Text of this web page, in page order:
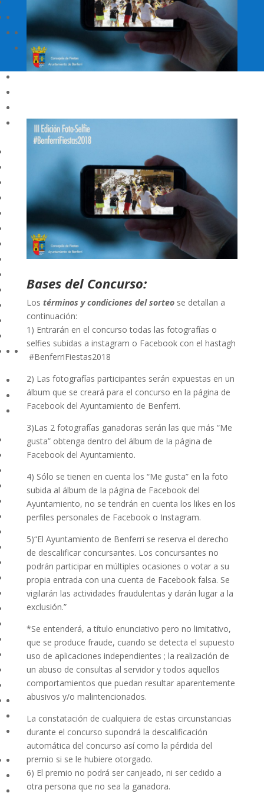
Bases del Concurso:
Los términos y condiciones del sorteose detallan a
continuación:
1) Entrarán en el concurso todas las fotografías o
selfies subidas a instagram o Facebook con el hastagh
#BenferriFiestas2018
2) Las fotografías participantes serán expuestas en un
álbum que se creará para el concurso en la página de
Facebook del Ayuntamiento de Benferri.
3)Las 2 fotografías ganadoras serán las que más “Me
gusta” obtenga dentro del álbum de la página de
Facebook del Ayuntamiento.
4) Sólo se tienen en cuenta los “Me gusta” en la foto
subida al álbum de la página de Facebook del
Ayuntamiento, no se tendrán en cuenta los likes en los
perfiles personales de Facebook o Instagram.
5)“El Ayuntamiento de Benferri se reserva el derecho
de descalificar concursantes. Los concursantes no
podrán participar en múltiples ocasiones o votar a su
propia entrada con una cuenta de Facebook falsa. Se
vigilarán las actividades fraudulentas y darán lugar a la
exclusión.”
*Se entenderá, a título enunciativo pero no limitativo,
que se produce fraude, cuando se detecta el supuesto
uso de aplicaciones independientes ; la realización de
un abuso de consultas al servidor y todos aquellos
comportamientos que puedan resultar aparentemente
abusivos y/o malintencionados.
La constatación de cualquiera de estas circunstancias
durante el concurso supondrá la descalificación
automática del concurso así como la pérdida del
premio si se le hubiere otorgado.
6) El premio no podrá ser canjeado, ni ser cedido a
otra persona que no sea la ganadora.